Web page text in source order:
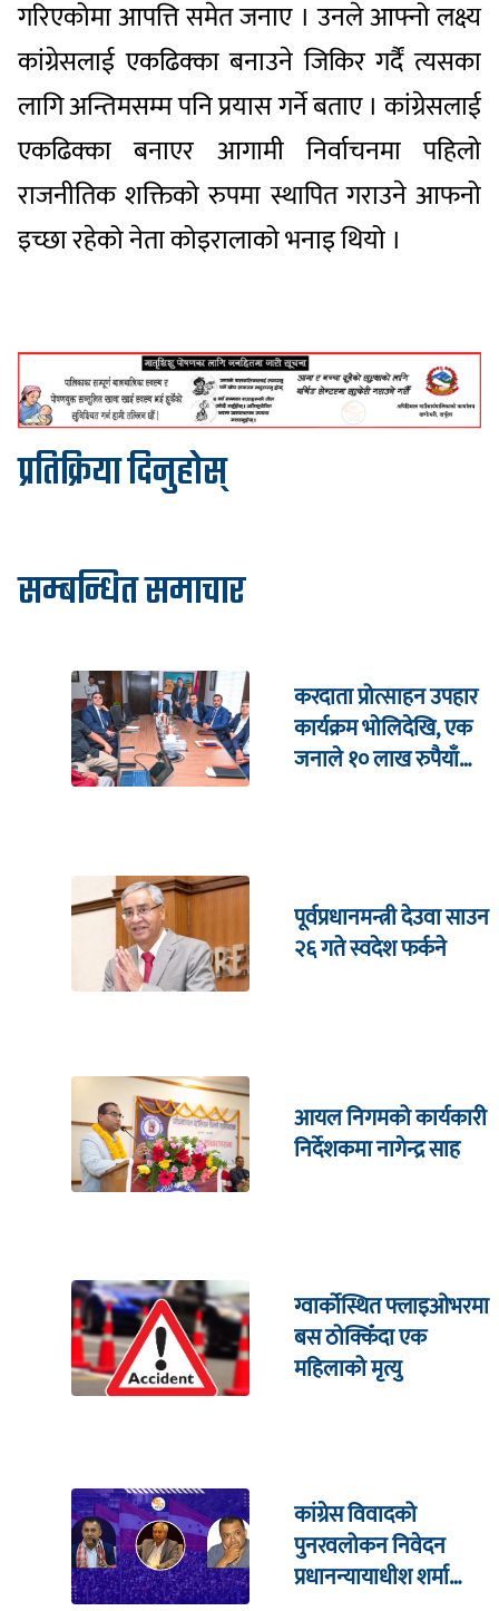
गरिएकोमा आपत्ति समेत जनाए । उनले आफ्नो लक्ष्य
कांग्रेसलाई एकढिक्का बनाउने जिकिर गर्दैं त्यसका
लागि अन्तिमसम्म पनि प्रयास गर्ने बताए । कांग्रेसलाई
एकढिक्का बनाएर आगामी निर्वाचनमा पहिलो
राजनीतिक शक्तिको रुपमा स्थापित गराउने आफनो
इच्छा रहेको नेता कोइरालाको भनाइ थियो ।
प्रतिक्रिया दिनुहोस्
सम्बन्धित समाचार
करदाता प्रोत्साहन उपहार
कार्यक्रम भाेलिदेखि, एक
जनाले १० लाख रुपैयाँ
पूर्वप्रधानमन्त्री देउवा साउन
२६ गते स्वदेश फर्कने
आयल निगमको कार्यकारी
निर्देशकमा नागेन्द्र साह
ग्वार्कोस्थित फ्लाइओभरमा
बस ठोक्किँदा एक
महिलाको मृत्यु
कांग्रेस विवादको
पुनरवलोकन निवेदन
प्रधानन्यायाधीश शर्मा